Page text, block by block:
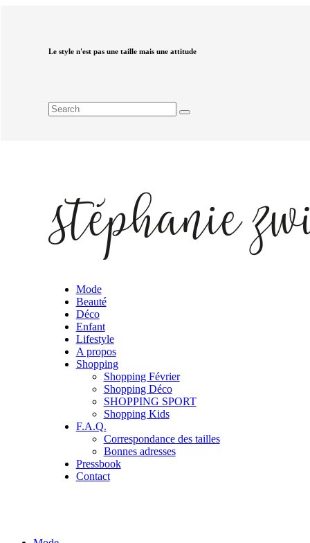
Le style n'est pas une taille mais une attitude
Mode
Beauté
Déco
Enfant
Lifestyle
A propos
Shopping
Shopping Février
Shopping Déco
SHOPPING SPORT
Shopping Kids
F.A.Q.
Correspondance des tailles
Bonnes adresses
Pressbook
Contact